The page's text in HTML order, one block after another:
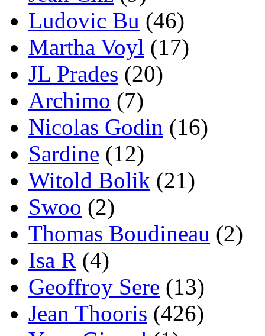
Ludovic Bu (46)
Martha Voyl (17)
JL Prades (20)
Archimo (7)
Nicolas Godin (16)
Sardine (12)
Witold Bolik (21)
Swoo (2)
Thomas Boudineau (2)
Isa R (4)
Geoffroy Sere (13)
Jean Thooris (426)